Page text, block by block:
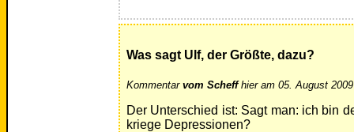
Was sagt Ulf, der Größte, dazu?
Kommentar vom Scheffhier am 05. August
Der Unterschied ist: Sagt man: ich bin
kriege Depressionen?